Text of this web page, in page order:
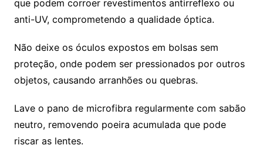
que podem corroer revestimentos antirreflexo ou
anti-UV, comprometendo a qualidade óptica.
Não deixe os óculos expostos em bolsas sem
proteção, onde podem ser pressionados por outros
objetos, causando arranhões ou quebras.
Lave o pano de microfibra regularmente com sabão
neutro, removendo poeira acumulada que pode
riscar as lentes.